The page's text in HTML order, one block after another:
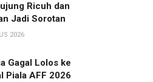
Ricuh dan
Jadi Sorotan
2026
Gagal Lolos ke
Piala AFF 2026